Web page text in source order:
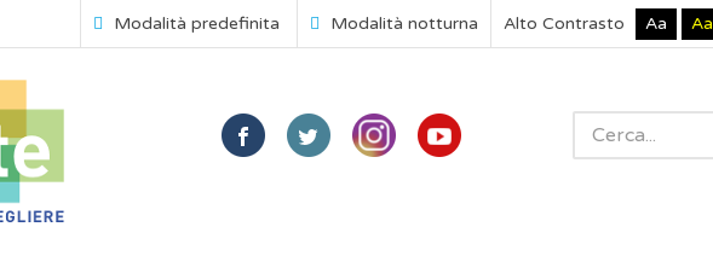
Modalità predefinita Modalità notturna Alto Contrasto Aa Aa